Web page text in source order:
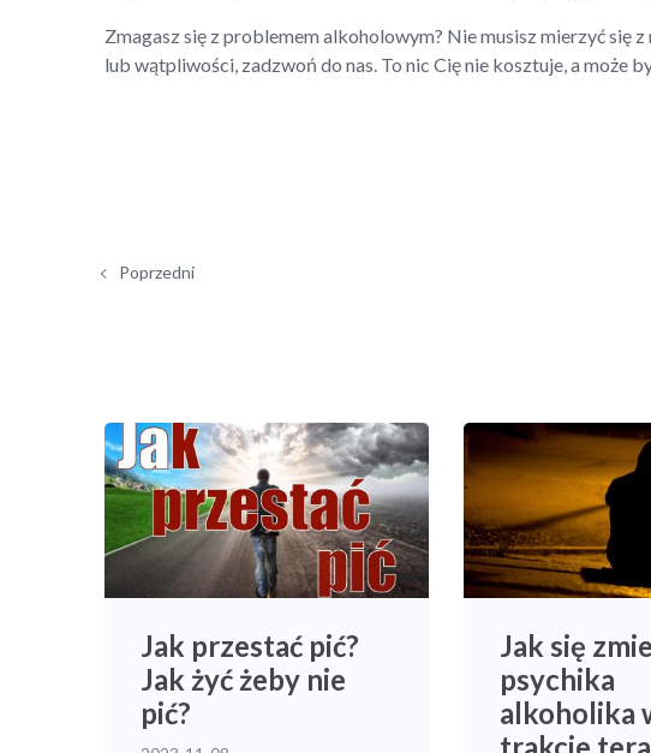
Zmagasz się z problemem alkoholowym? Nie musisz mierzyć się
lub wątpliwości, zadzwoń do nas. To nic Cię nie kosztuje, a
Poprzedni
Jak przestać pić?
Jak żyć żeby nie
pić?
Jak się
psychika
alkoholika